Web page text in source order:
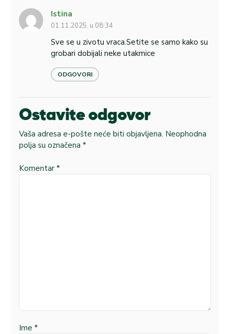
Istina
01.11.2025. u 08:34
Sve se u zivotu vraca.Setite se samo kako su
grobari dobijali neke utakmice
ODGOVORI
Ostavite odgovor
Vaša adresa e-pošte neće biti objavljena. Neophodna
polja su označena *
Komentar *
Ime *